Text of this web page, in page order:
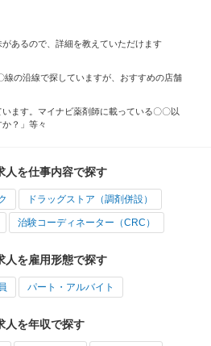
があるので、詳細を教えていただけます
線の沿線で探していますが、おすすめの店舗
います。マイナビ薬剤師に載っている〇〇以
？」等々
人を仕事内容で探す
ドラッグストア（調剤併設）
治験コーディネーター（CRC）
人を雇用形態で探す
パート・アルバイト
人を年収で探す